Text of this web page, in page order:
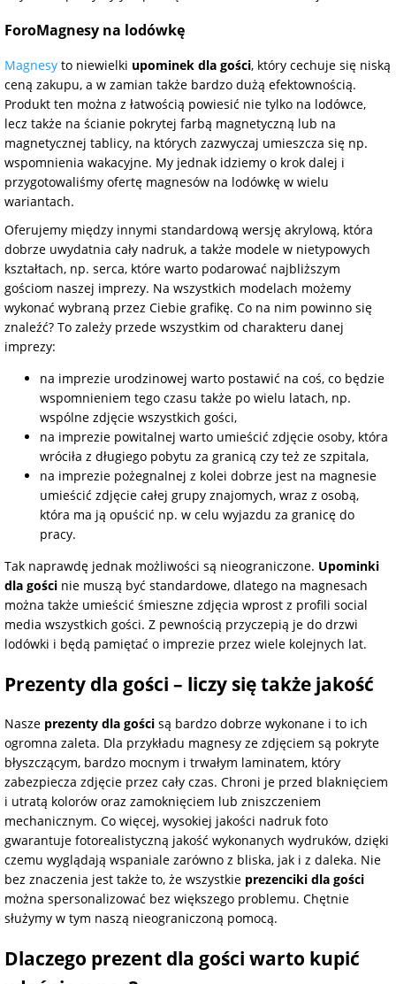
ForoMagnesy na lodówkę
Magnesy to niewielki upominek dla gości, który cechuje się niską
ceną zakupu, a w zamian także bardzo dużą efektownością.
Produkt ten można z łatwością powiesić nie tylko na lodówce,
lecz także na ścianie pokrytej farbą magnetyczną lub na
magnetycznej tablicy, na których zazwyczaj umieszcza się np.
wspomnienia wakacyjne. My jednak idziemy o krok dalej i
przygotowaliśmy ofertę magnesów na lodówkę w wielu
wariantach.
Oferujemy między innymi standardową wersję akrylową, która
dobrze uwydatnia cały nadruk, a także modele w nietypowych
kształtach, np. serca, które warto podarować najbliższym
gościom naszej imprezy. Na wszystkich modelach możemy
wykonać wybraną przez Ciebie grafikę. Co na nim powinno się
znaleźć? To zależy przede wszystkim od charakteru danej
imprezy:
na imprezie urodzinowej warto postawić na coś, co będzie
wspomnieniem tego czasu także po wielu latach, np.
wspólne zdjęcie wszystkich gości,
na imprezie powitalnej warto umieścić zdjęcie osoby, która
wróciła z długiego pobytu za granicą czy też ze szpitala,
na imprezie pożegnalnej z kolei dobrze jest na magnesie
umieścić zdjęcie całej grupy znajomych, wraz z osobą,
która ma ją opuścić np. w celu wyjazdu za granicę do
pracy.
Tak naprawdę jednak możliwości są nieograniczone. Upominki
dla gości nie muszą być standardowe, dlatego na magnesach
można także umieścić śmieszne zdjęcia wprost z profili social
media wszystkich gości. Z pewnością przyczepią je do drzwi
lodówki i będą pamiętać o imprezie przez wiele kolejnych lat.
Prezenty dla gości – liczy się także jakość
Nasze prezenty dla gości są bardzo dobrze wykonane i to ich
ogromna zaleta. Dla przykładu magnesy ze zdjęciem są pokryte
błyszczącym, bardzo mocnym i trwałym laminatem, który
zabezpiecza zdjęcie przez cały czas. Chroni je przed blaknięciem
i utratą kolorów oraz zamoknięciem lub zniszczeniem
mechanicznym. Co więcej, wysokiej jakości nadruk foto
gwarantuje fotorealistyczną jakość wykonanych wydruków, dzięki
czemu wyglądają wspaniale zarówno z bliska, jak i z daleka. Nie
bez znaczenia jest także to, że wszystkie prezenciki dla gości
można spersonalizować bez większego problemu. Chętnie
służymy w tym naszą nieograniczoną pomocą.
Dlaczego prezent dla gości warto kupić